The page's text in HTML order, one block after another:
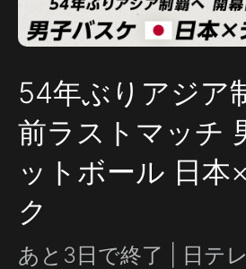
54年ぶりアジア
前ラストマッチ
ットボール 日本
ク
あと3日で終了 | 日テレ